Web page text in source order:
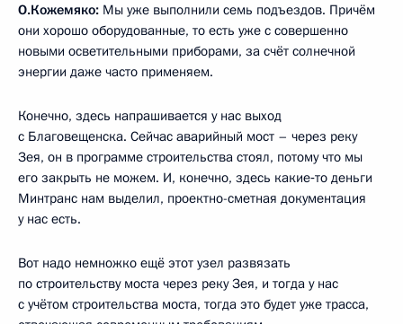
О.Кожемяко: Мы уже выполнили семь подъездов. Причём
они хорошо оборудованные, то есть уже с совершенно
новыми осветительными приборами, за счёт солнечной
энергии даже часто применяем.
Конечно, здесь напрашивается у нас выход
с Благовещенска. Сейчас аварийный мост – через реку
Зея, он в программе строительства стоял, потому что мы
его закрыть не можем. И, конечно, здесь какие‑то деньги
Минтранс нам выделил, проектно-сметная документация
у нас есть.
Вот надо немножко ещё этот узел развязать
по строительству моста через реку Зея, и тогда у нас
с учётом строительства моста, тогда это будет уже трасса,